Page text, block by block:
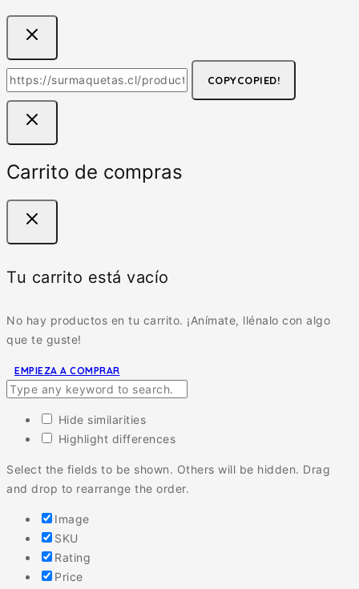
COPYCOPIED!
Carrito de compras
Tu carrito está vacío
No hay productos en tu carrito. ¡Anímate, llénalo con algo
que te guste!
EMPIEZA A COMPRAR
Hide similarities
Highlight differences
Select the fields to be shown. Others will be hidden. Drag
and drop to rearrange the order.
Image
SKU
Rating
Price